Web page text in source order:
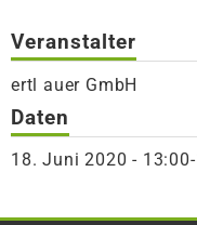
Veranstalter
ertl auer GmbH
Daten
18. Juni 2020 -